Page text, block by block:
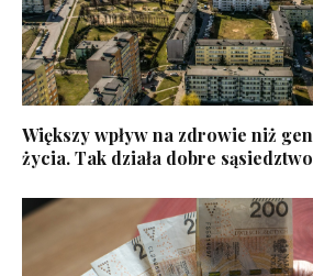
Większy wpływ na zdrowie niż
życia. Tak działa dobre